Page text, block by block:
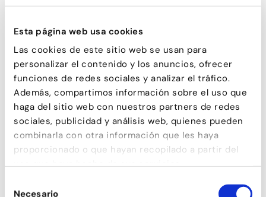
Esta página web usa cookies
Las cookies de este sitio web se usan para
personalizar el contenido y los anuncios, ofrecer
funciones de redes sociales y analizar el tráfico.
Además, compartimos información sobre el uso que
haga del sitio web con nuestros partners de redes
sociales, publicidad y análisis web, quienes pueden
combinarla con otra información que les haya
proporcionado o que hayan recopilado a partir del
uso que haya hecho de sus servicios.
Necesario
TANGO